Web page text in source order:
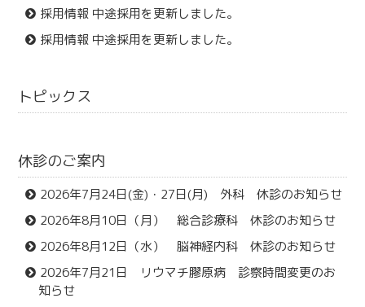
採用情報 中途採用を更新しました。
採用情報 中途採用を更新しました。
トピックス
休診のご案内
2026年7月24日(金)・27日(月) 外科 休診のお知らせ
2026年8月10日（月） 総合診療科 休診のお知らせ
2026年8月12日（水） 脳神経内科 休診のお知らせ
2026年7月21日 リウマチ膠原病 診察時間変更のお
知らせ